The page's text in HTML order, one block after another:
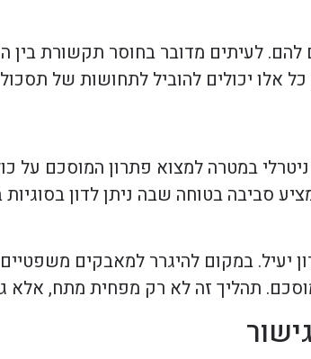
לעיתים מדובר בחוסר תקשורת בין
אלו יכולים להוביל לתחושות של תסכול
במטרה למצוא פתרון המוסכם על
סביבה בטוחה שבה ניתן לדון
יעיל. במקום להיגרר למאבקים משפטיים
תהליך זה לא רק מפחית מתח,